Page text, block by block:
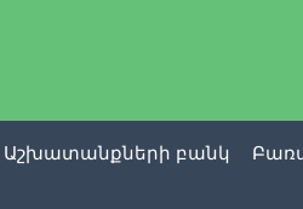
Աշխատանքների բանկ